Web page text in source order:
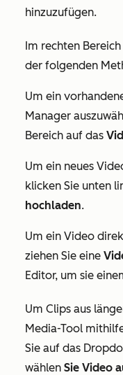
hinzuzufügen.
Im rechten
der folgenden
Um ein
Manager
Bereich auf das
Um ein neues
klicken Sie unten
hochladen.
Um ein Video
ziehen Sie eine
Editor, um sie
Um Clips aus
Media-Tool
Sie auf das
wählen Sie Video